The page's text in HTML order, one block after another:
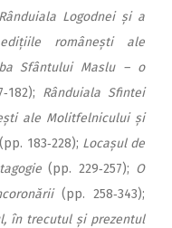
Rânduiala Logodnei și a
românești ale
Sfântului Maslu – o
Rânduiala Sfintei
ale Molitfelnicului și
(pp. 183‑228); Locașul de
(pp. 229‑257); O
(pp. 258‑343);
în trecutul și prezentul